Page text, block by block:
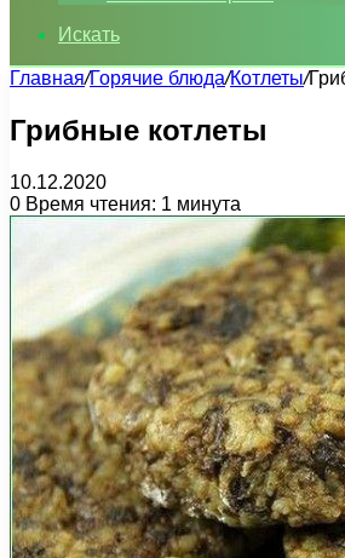
Искать
Главная/Горячие блюда/Котлеты/
Грибные котлеты
10.12.2020
0 Время чтения: 1 минута